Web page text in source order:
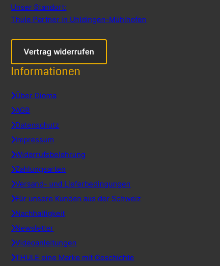
Unser Standort:
Thule Partner in Uhldingen-Mühlhofen
Vertrag widerrufen
Informationen
Über Dioma
AGB
Datenschutz
Impressum
Widerrufsbelehrung
Zahlungsarten
Versand- und Lieferbedingungen
Für unsere Kunden aus der Schweiz
Nachhaltigkeit
Newsletter
Videoanleitungen
THULE eine Marke mit Geschichte